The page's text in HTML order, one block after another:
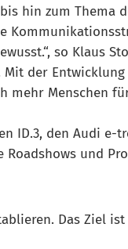
hin zum Thema
so Klaus
Mit der
Menschen
ID.3, den Audi
und
Das Ziel